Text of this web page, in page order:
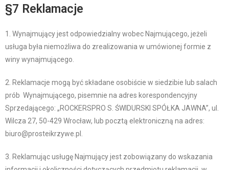
§7 Reklamacje
1. Wynajmujący jest odpowiedzialny wobec Najmującego, jeżeli
usługa była niemożliwa do zrealizowania w umówionej formie z
winy wynajmującego.
2. Reklamacje mogą być składane osobiście w siedzibie lub salach
prób Wynajmującego, pisemnie na adres korespondencyjny
Sprzedającego: „ROCKERSPRO S. ŚWIDURSKI SPÓŁKA JAWNA”, ul.
Wilcza 27, 50-429 Wrocław, lub pocztą elektroniczną na adres:
biuro@prosteikrzywe.pl.
3. Reklamując usługę Najmujący jest zobowiązany do wskazania